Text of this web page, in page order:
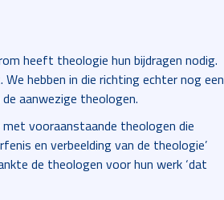
heeft theologie hun bijdragen nodig.
hebben in die richting echter nog een
aanwezige theologen.
vooraanstaande theologen die
en verbeelding van de theologie’
de theologen voor hun werk ‘dat